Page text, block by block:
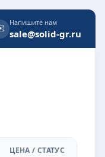
Напишите нам
sale@solid-gr.ru
ЦЕНА / СТАТУС